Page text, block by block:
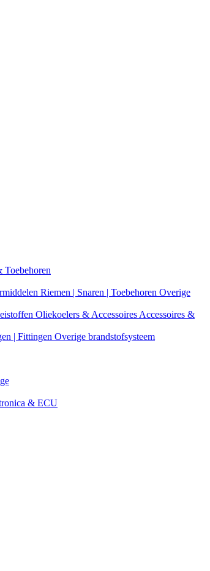
Riemen | Snaren | Toebehoren Overige
Oliekoelers & Accessoires Accessoires &
| Fittingen Overige brandstofsysteem
& ECU